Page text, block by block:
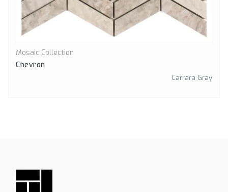
Mosaic Collection
Chevron
Carrara Gray